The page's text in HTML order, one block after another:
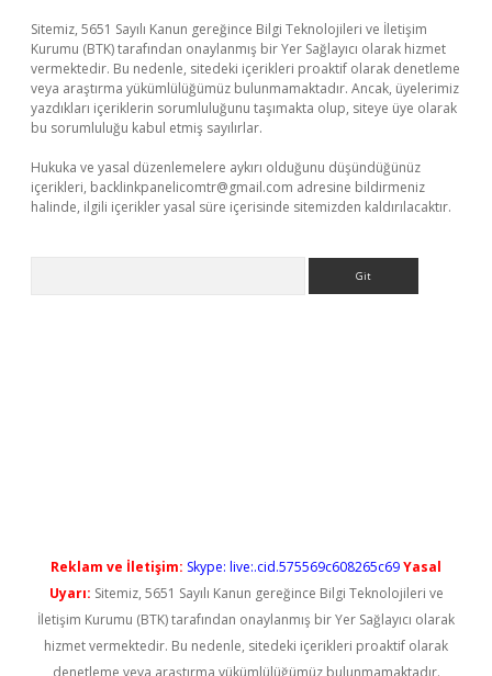
Sitemiz, 5651 Sayılı Kanun gereğince Bilgi Teknolojileri ve İletişim
Kurumu (BTK) tarafından onaylanmış bir Yer Sağlayıcı olarak hizmet
vermektedir. Bu nedenle, sitedeki içerikleri proaktif olarak denetleme
veya araştırma yükümlülüğümüz bulunmamaktadır. Ancak, üyelerimiz
yazdıkları içeriklerin sorumluluğunu taşımakta olup, siteye üye olarak
bu sorumluluğu kabul etmiş sayılırlar.
Hukuka ve yasal düzenlemelere aykırı olduğunu düşündüğünüz
içerikleri, backlinkpanelicomtr@gmail.com adresine bildirmeniz
halinde, ilgili içerikler yasal süre içerisinde sitemizden kaldırılacaktır.
Reklam ve İletişim: Skype: live:.cid.575569c608265c69Yasal
Uyarı: Sitemiz, 5651 Sayılı Kanun gereğince Bilgi Teknolojileri ve
İletişim Kurumu (BTK) tarafından onaylanmış bir Yer Sağlayıcı olarak
hizmet vermektedir. Bu nedenle, sitedeki içerikleri proaktif olarak
denetleme veya araştırma yükümlülüğümüz bulunmamaktadır.